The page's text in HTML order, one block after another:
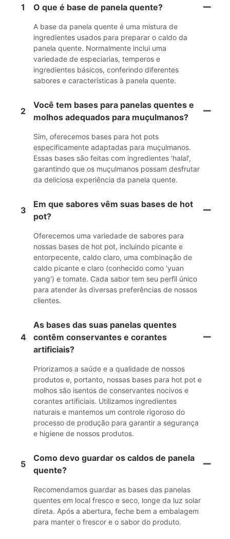
1 O que é base de panela quente?
A base da panela quente é uma mistura de
ingredientes usados ​​para preparar o caldo da
panela quente. Normalmente inclui uma
variedade de especiarias, temperos e
ingredientes básicos, conferindo diferentes
sabores e características à panela quente.
2
Você tem bases para panelas quentes e
molhos adequados para muçulmanos?
Sim, oferecemos bases para hot pots
especificamente adaptadas para muçulmanos.
Essas bases são feitas com ingredientes 'halal',
garantindo que os muçulmanos possam desfrutar
da deliciosa experiência da panela quente.
3
Em que sabores vêm suas bases de hot
pot?
Oferecemos uma variedade de sabores para
nossas bases de hot pot, incluindo picante e
entorpecente, caldo claro, uma combinação de
caldo picante e claro (conhecido como 'yuan
yang') e tomate. Cada sabor tem seu perfil único
para atender às diversas preferências de nossos
clientes.
4
As bases das suas panelas quentes
contêm conservantes e corantes
artificiais?
Priorizamos a saúde e a qualidade de nossos
produtos e, portanto, nossas bases para hot pot e
molhos são isentos de conservantes nocivos e
corantes artificiais. Utilizamos ingredientes
naturais e mantemos um controle rigoroso do
processo de produção para garantir a segurança
e higiene de nossos produtos.
5
Como devo guardar os caldos de panela
quente?
Recomendamos guardar as bases das panelas
quentes em local fresco e seco, longe da luz solar
direta. Após a abertura, feche bem a embalagem
para manter o frescor e o sabor do produto.